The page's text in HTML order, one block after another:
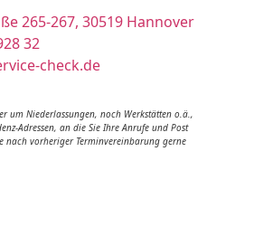
265-267, 30519 Hannover
32
check.de
um Niederlassungen, noch Werkstätten o.ä.,
Adressen, an die Sie Ihre Anrufe und Post
nach vorheriger Terminvereinbarung gerne